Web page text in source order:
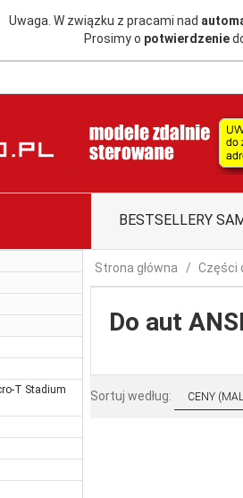
Uwaga. W związku z pracami nad
Prosimy o potwierdzenie
BESTSELLERY
T Stadium
Strona główna Części
Do aut
Sortuj według: sortCENY